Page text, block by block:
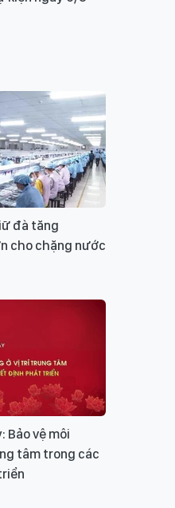
đà tăng
cho chặng nước
Bảo vệ môi
tâm trong các